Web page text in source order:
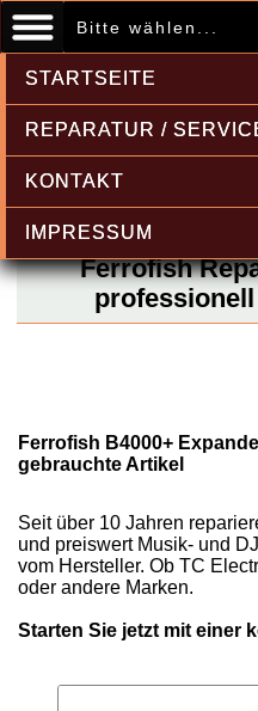
Bitte wählen...
STARTSEITE
REPARATUR /
KONTAKT
IMPRESSUM
Ferrofish
Ferrofish B4000+
gebrauchte Artikel
Seit über 10 Jahren
und preiswert Musik- und
vom Hersteller. Ob TC
oder andere Marken.
Starten Sie jetzt mit einer